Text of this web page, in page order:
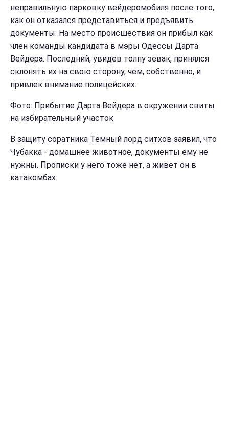
неправильную парковку вейдеромобиля после того,
как он отказался представиться и предъявить
документы. На место происшествия он прибыл как
член команды кандидата в мэры Одессы Дарта
Вейдера. Последний, увидев толпу зевак, принялся
склонять их на свою сторону, чем, собственно, и
привлек внимание полицейских.
Фото: Прибытие Дарта Вейдера в окружении свиты
на избирательный участок
В защиту соратника Темный лорд ситхов заявил, что
Чубакка - домашнее животное, документы ему не
нужны. Прописки у него тоже нет, а живет он в
катакомбах.